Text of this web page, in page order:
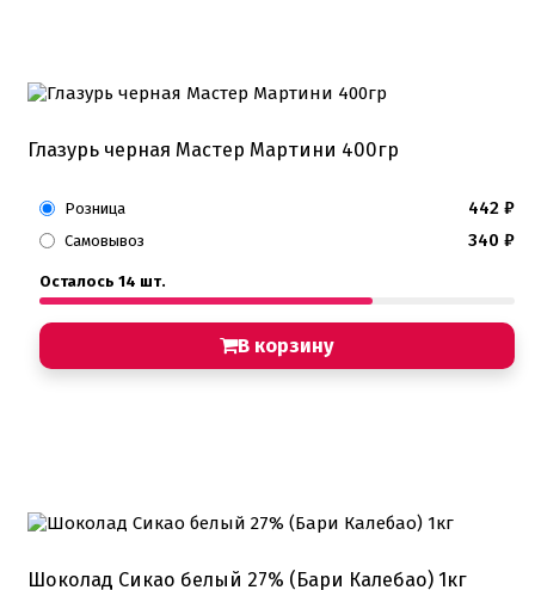
Глазурь черная Мастер Мартини 400гр
Розница 442 ₽
Самовывоз 340 ₽
Осталось 14 шт.
В корзину
Шоколад Сикао белый 27% (Бари Калебао) 1кг